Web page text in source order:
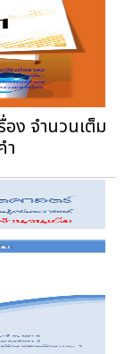
ง จำนวนเต็ม